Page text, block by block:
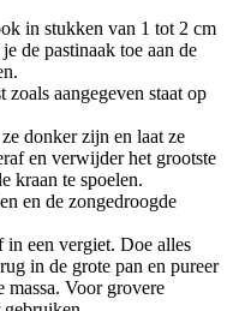
in stukken van 1 tot 2 cm
de pastinaak toe aan de
aangegeven staat op
donker zijn en laat ze
en verwijder het grootste
kraan te spoelen.
en de zongedroogde
in een vergiet. Doe alles
in de grote pan en pureer
massa. Voor grovere